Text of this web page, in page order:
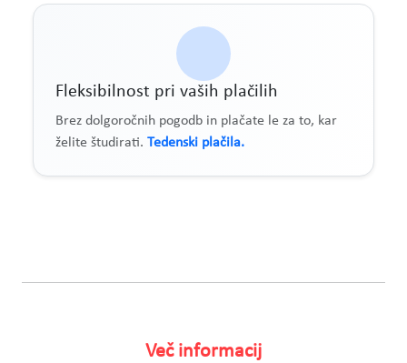
Fleksibilnost pri vaših plačilih
Brez dolgoročnih pogodb in plačate le za to, kar
želite študirati. Tedenski plačila.
Več informacij